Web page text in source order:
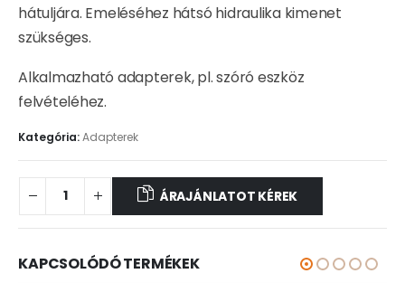
hátuljára. Emeléséhez hátsó hidraulika kimenet
szükséges.
Alkalmazható adapterek, pl. szóró eszköz
felvételéhez.
Kategória:Adapterek
ÁRAJÁNLATOT KÉREK
KAPCSOLÓDÓ TERMÉKEK